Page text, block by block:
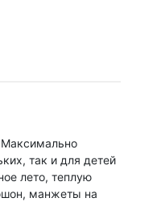
Максимально
так и для детей
лето, теплую
манжеты на